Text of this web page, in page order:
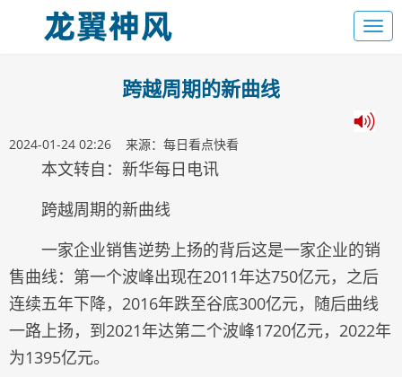
跨越周期的新曲线
2024-01-24 02:26 来源：每日看点快看
本文转自：新华每日电讯
跨越周期的新曲线
一家企业销售逆势上扬的背后这是一家企业的销
售曲线：第一个波峰出现在2011年达750亿元，之后
连续五年下降，2016年跌至谷底300亿元，随后曲线
一路上扬，到2021年达第二个波峰1720亿元，2022年
为1395亿元。